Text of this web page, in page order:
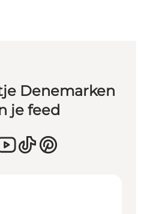
Denemarken
je feed